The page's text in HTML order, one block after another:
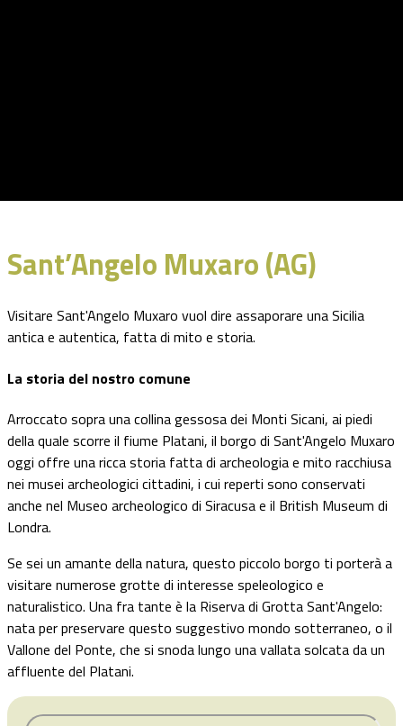
Sant’Angelo Muxaro (AG)
Visitare Sant'Angelo Muxaro vuol dire assaporare una Sicilia
antica e autentica, fatta di mito e storia.
La storia del nostro comune
Arroccato sopra una collina gessosa dei Monti Sicani, ai piedi
della quale scorre il fiume Platani, il borgo di Sant'Angelo Muxaro
oggi offre una ricca storia fatta di archeologia e mito racchiusa
nei musei archeologici cittadini, i cui reperti sono conservati
anche nel Museo archeologico di Siracusa e il British Museum di
Londra.
Se sei un amante della natura, questo piccolo borgo ti porterà a
visitare numerose grotte di interesse speleologico e
naturalistico. Una fra tante è la Riserva di Grotta Sant'Angelo:
nata per preservare questo suggestivo mondo sotterraneo, o il
Vallone del Ponte, che si snoda lungo una vallata solcata da un
affluente del Platani.